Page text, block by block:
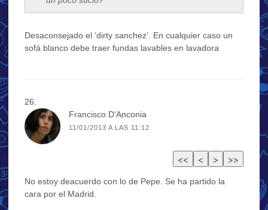
Desaconsejado el ‘dirty sanchez’. En cualquier caso un
sofá blanco debe traer fundas lavables en lavadora
Francisco D'Anconia
11/01/2013 A LAS 11:12
No estoy deacuerdo con lo de Pepe. Se ha partido la
cara por el Madrid.